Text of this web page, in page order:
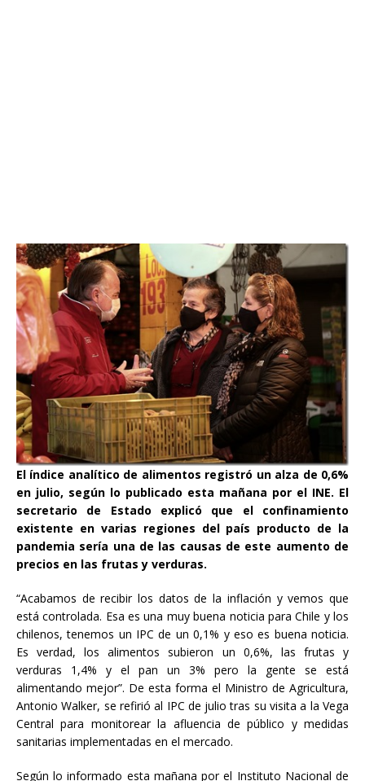
El índice analítico de alimentos registró un alza de 0,6%
en julio, según lo publicado esta mañana por el INE. El
secretario de Estado explicó que el confinamiento
existente en varias regiones del país producto de la
pandemia sería una de las causas de este aumento de
precios en las frutas y verduras.
“Acabamos de recibir los datos de la inflación y vemos que
está controlada. Esa es una muy buena noticia para Chile y los
chilenos, tenemos un IPC de un 0,1% y eso es buena noticia.
Es verdad, los alimentos subieron un 0,6%, las frutas y
verduras 1,4% y el pan un 3% pero la gente se está
alimentando mejor”. De esta forma el Ministro de Agricultura,
Antonio Walker, se refirió al IPC de julio tras su visita a la Vega
Central para monitorear la afluencia de público y medidas
sanitarias implementadas en el mercado.
Según lo informado esta mañana por el Instituto Nacional de